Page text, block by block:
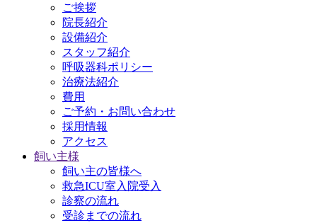
ご挨拶
院長紹介
設備紹介
スタッフ紹介
呼吸器科ポリシー
治療法紹介
費用
ご予約・お問い合わせ
採用情報
アクセス
飼い主様
飼い主の皆様へ
救急ICU室入院受入
診察の流れ
受診までの流れ